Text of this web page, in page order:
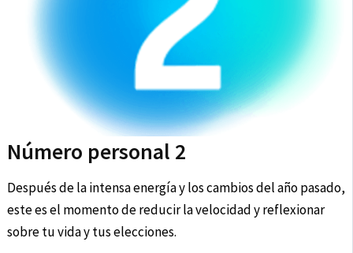
Número personal 2
Después de la intensa energía y los cambios del año pasado,
este es el momento de reducir la velocidad y reflexionar
sobre tu vida y tus elecciones.